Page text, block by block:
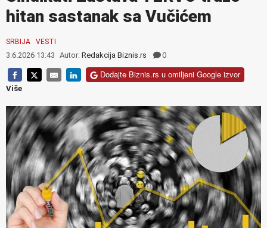
hitan sastanak sa Vučićem
SRBIJA VESTI
3.6.2026 13:43 Autor: Redakcija Biznis.rs 0
Dodajte Biznis.rs u omiljeni Google izvor
Više